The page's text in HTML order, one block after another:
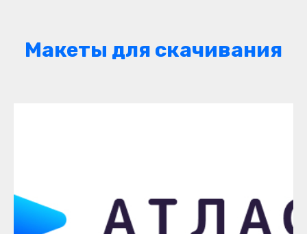
Макеты для скачивания